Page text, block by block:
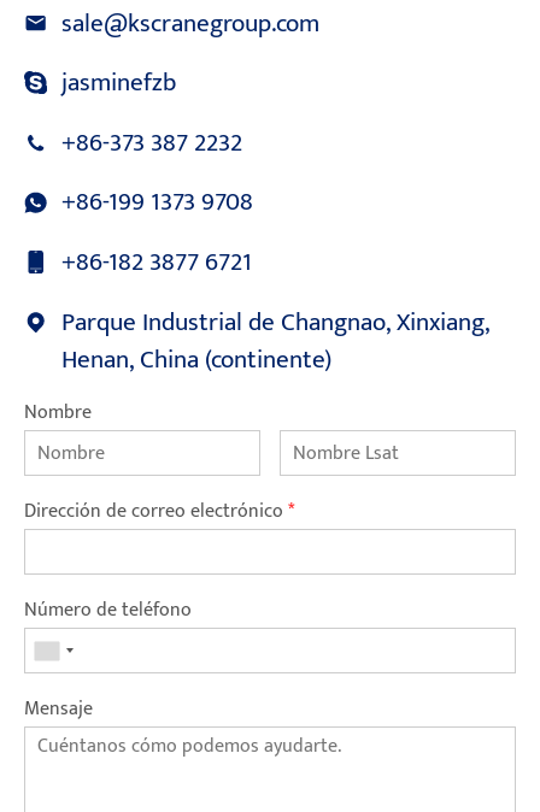
sale@kscranegroup.com
jasminefzb
+86-373 387 2232
+86-199 1373 9708
+86-182 3877 6721
Parque Industrial de Changnao, Xinxiang,
Henan, China (continente)
Nombre
Dirección de correo electrónico*
Número de teléfono
Mensaje